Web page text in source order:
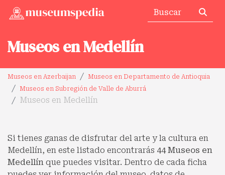
Museos en Medellín
Museos en Azerbaijan
Museos en Departamento de Antioquia
Museos en Subregión de Valle de Aburrá
Museos en Medellín
Si tienes ganas de disfrutar del arte y la cultura en
Medellín, en este listado encontrarás 44 Museos en
Medellín que puedes visitar. Dentro de cada ficha